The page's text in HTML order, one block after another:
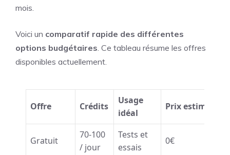
mois.
Voici un comparatif rapide des différentes
options budgétaires. Ce tableau résume les offres
disponibles actuellement.
Offre Crédits
Usage
idéal
Prix estimé
Gratuit
70-100
/ jour
Tests et
essais
0€